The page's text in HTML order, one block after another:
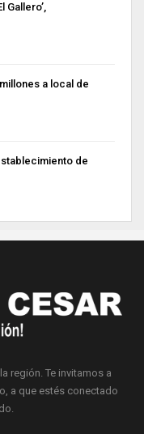
Gallero’,
a local de
de
región. Te invitamos a
a que estés conectado